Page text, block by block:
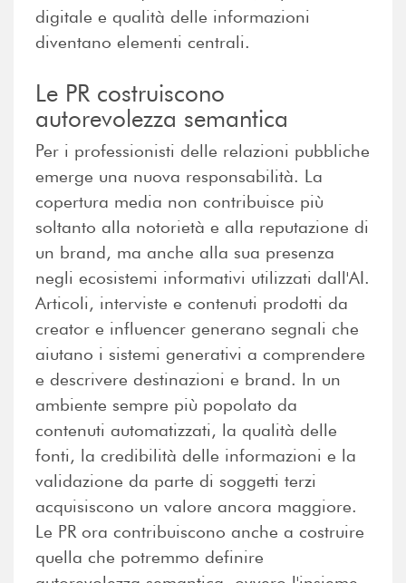
digitale e qualità delle informazioni
diventano elementi centrali.
Le PR costruiscono
autorevolezza semantica
Per i professionisti delle relazioni pubbliche
emerge una nuova responsabilità. La
copertura media non contribuisce più
soltanto alla notorietà e alla reputazione di
un brand, ma anche alla sua presenza
negli ecosistemi informativi utilizzati dall'AI.
Articoli, interviste e contenuti prodotti da
creator e influencer generano segnali che
aiutano i sistemi generativi a comprendere
e descrivere destinazioni e brand. In un
ambiente sempre più popolato da
contenuti automatizzati, la qualità delle
fonti, la credibilità delle informazioni e la
validazione da parte di soggetti terzi
acquisiscono un valore ancora maggiore.
Le PR ora contribuiscono anche a costruire
quella che potremmo definire